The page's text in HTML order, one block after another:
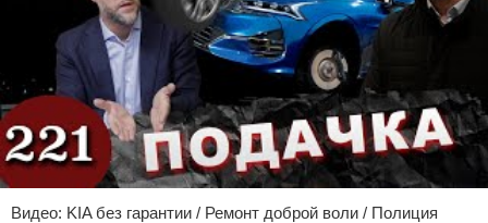
Видео: KIA без гарантии / Ремонт доброй воли / Полиция